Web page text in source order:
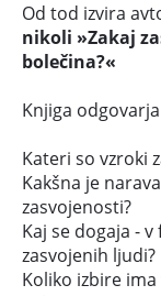
Od tod izvira
nikoli »Zakaj
bolečina?«
Knjiga
Kateri so vzroki
Kakšna je
zasvojenosti?
Kaj se dogaja -
zasvojenih ljudi?
Koliko izbire